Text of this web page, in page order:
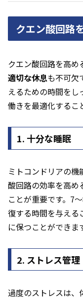
クエン酸回路
クエン酸回路を高め
適切な休息も不可欠
えるための時間をし
働きを最適化するこ
1. 十分な睡眠
ミトコンドリアの機
酸回路の効率を高め
ことが重要です。7
復する時間を与える
に保つことができま
2. ストレス管理
過度のストレスは、